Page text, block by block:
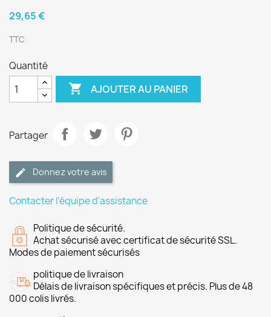
29,65 €
TTC
Quantité
 AJOUTER AU PANIER
Partager
Donnez votre avis
Contacter l'équipe d'assistance
Politique de sécurité.
Achat sécurisé avec certificat de sécurité SSL.
Modes de paiement sécurisés
politique de livraison
Délais de livraison spécifiques et précis. Plus de 48
000 colis livrés.